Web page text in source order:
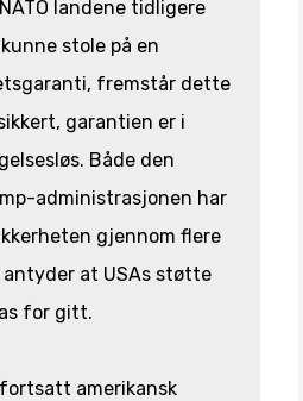
landene tidligere
stole på en
fremstår dette
garantien er i
Både den
administrasjonen har
gjennom flere
at USAs støtte
for gitt.
amerikansk